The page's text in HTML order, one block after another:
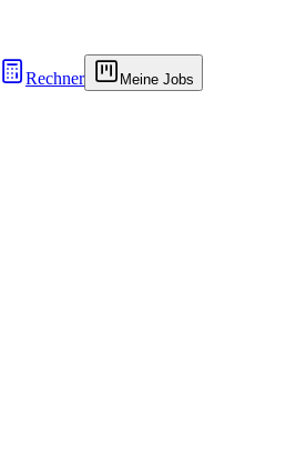
Rechner Meine Jobs